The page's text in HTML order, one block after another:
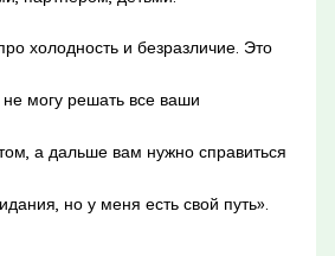
холодность и безразличие. Это
могу решать все ваши
а дальше вам нужно справиться
но у меня есть свой путь».